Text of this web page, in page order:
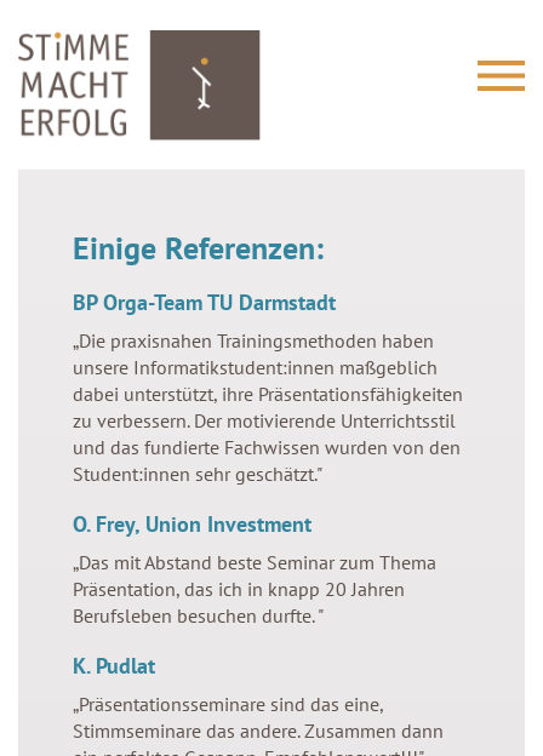
/home/fuwdtsgnqgf4/migrated_webspace/www-
stimmemachterfolg/cfg/menu.php
Wir
Referenzen
Presse
Warning: Undefined variable $value in
/home/fuwdtsgnqgf4/migrated_webspace/www-
stimmemachterfolg/cfg/menu.php
Ihre Stimme
Stimme macht Selbstbewusstsein
Stimme macht Schule
Einige Referenzen:
BP Orga-Team TU Darmstadt
„Die praxisnahen Trainingsmethoden haben
unsere Informatikstudent:innen maßgeblich
dabei unterstützt, ihre Präsentationsfähigkeiten
zu verbessern. Der motivierende Unterrichtsstil
und das fundierte Fachwissen wurden von den
Student:innen sehr geschätzt."
O. Frey, Union Investment
„Das mit Abstand beste Seminar zum Thema
Präsentation, das ich in knapp 20 Jahren
Berufsleben besuchen durfte. "
K. Pudlat
„Präsentationsseminare sind das eine,
Stimmseminare das andere. Zusammen dann